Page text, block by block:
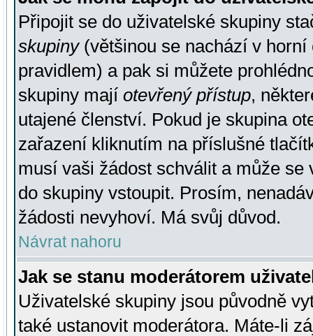
Připojit se do uživatelské skupiny
skupiny(většinou se nachází v horní
pravidlem) a pak si můžete
skupiny mají otevřený přístup,
utajené členství. Pokud je skupina
zařazení kliknutím na příslušné
musí vaši žádost schválit a může se
do skupiny vstoupit. Prosím,
žádosti nevyhoví. Má svůj důvod.
Návrat nahoru
Jak se stanu moderátorem
Uživatelské skupiny jsou původně
také ustanovit moderátora. Máte-li